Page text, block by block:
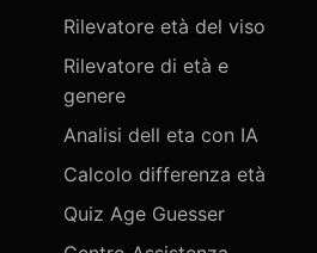
Rilevatore età del viso
Rilevatore di età e
genere
Analisi dell eta con IA
Calcolo differenza età
Quiz Age Guesser